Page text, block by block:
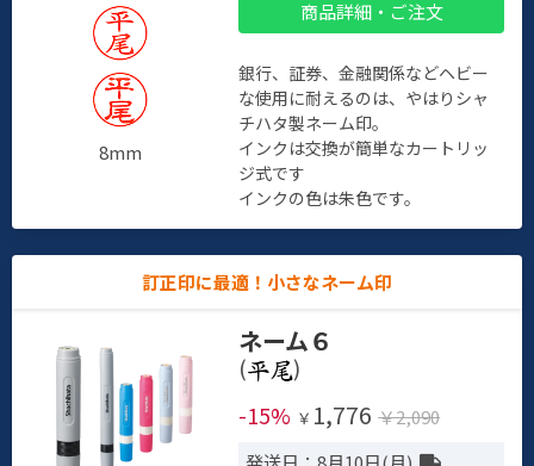
8mm
商品詳細・ご注文
銀行、証券、金融関係などヘビー
な使用に耐えるのは、やはりシャ
チハタ製ネーム印。
インクは交換が簡単なカートリッ
ジ式です
インクの色は朱色です。
訂正印に最適！小さなネーム印
ネーム６
(
)
-15% ￥ 1,776 ￥2,090